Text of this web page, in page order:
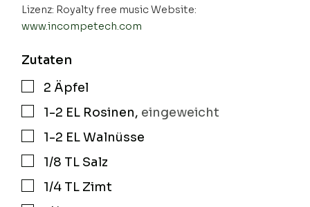
Lizenz: Royalty free music Website:
www.incompetech.com
Zutaten
▢
2 Äpfel
▢
1-2 EL Rosinen, eingeweicht
▢
1-2 EL Walnüsse
▢
1/8 TL Salz
▢
1/4 TL Zimt